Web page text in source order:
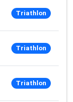
Triathlon
Triathlon
Triathlon